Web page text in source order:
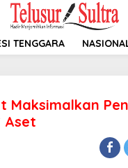
TENGGARA
Maksimalkan
Aset